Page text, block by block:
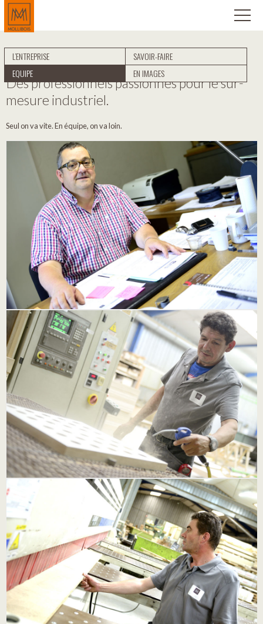
L’ENTREPRISE
SAVOIR-FAIRE
EQUIPE
EN IMAGES
Des professionnels passionnés pour le sur-
mesure industriel.
Seul on va vite. En équipe, on va loin.